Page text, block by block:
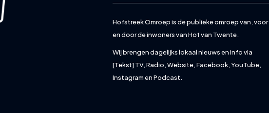
Hofstreek Omroep is de publieke omroep van, voor
en door de inwoners van Hof van Twente.
Wij brengen dagelijks lokaal nieuws en info via
[Tekst] TV, Radio, Website, Facebook, YouTube,
Instagram en Podcast.